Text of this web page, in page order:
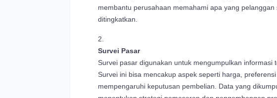
membantu perusahaan memahami apa yang
ditingkatkan.
Survei Pasar
Survei pasar digunakan untuk mengumpulkan informasi
Survei ini bisa mencakup aspek seperti harga,
mempengaruhi keputusan pembelian. Data yang